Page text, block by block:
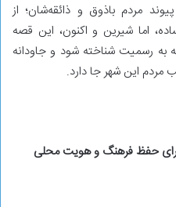
مردم باذوق و ذائقه‌شان؛ از
اما شیرین و اکنون، این قصه
به رسمیت شناخته شود و جاودانه
این شهر جا دارد.
حفظ فرهنگ و هویت محلی